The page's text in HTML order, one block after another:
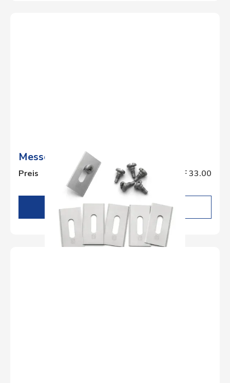
Messersatz, Endurance 6stk.
Preis CHF 33.00
DETAILS